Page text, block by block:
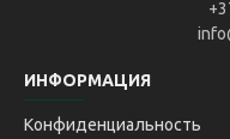
ИНФОРМАЦИЯ
Конфиденциальность